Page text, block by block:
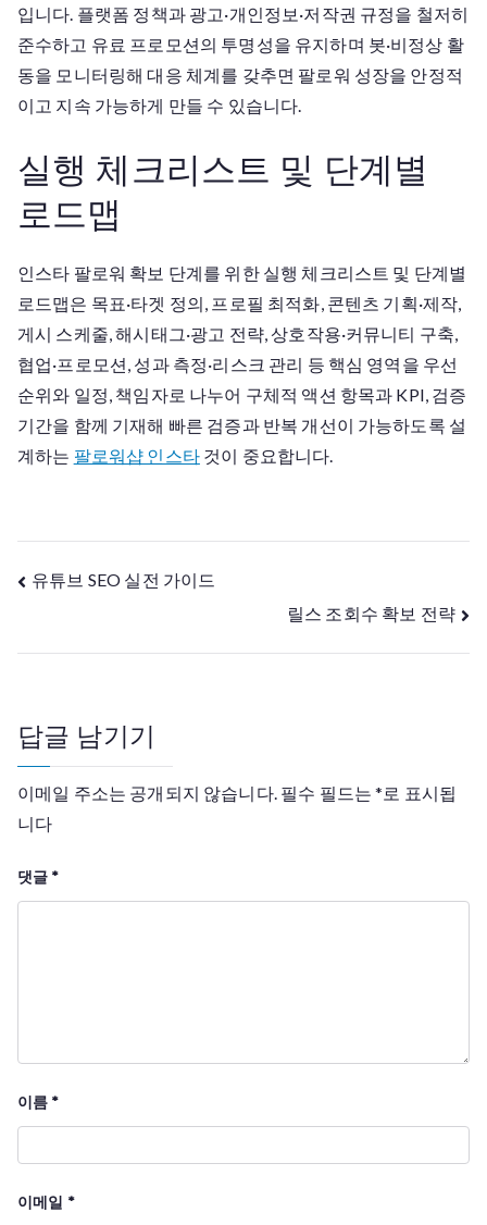
입니다. 플랫폼 정책과 광고·개인정보·저작권 규정을 철저히
준수하고 유료 프로모션의 투명성을 유지하며 봇·비정상 활
동을 모니터링해 대응 체계를 갖추면 팔로워 성장을 안정적
이고 지속 가능하게 만들 수 있습니다.
실행 체크리스트 및 단계별
로드맵
인스타 팔로워 확보 단계를 위한 실행 체크리스트 및 단계별
로드맵은 목표·타겟 정의, 프로필 최적화, 콘텐츠 기획·제작,
게시 스케줄, 해시태그·광고 전략, 상호작용·커뮤니티 구축,
협업·프로모션, 성과 측정·리스크 관리 등 핵심 영역을 우선
순위와 일정, 책임자로 나누어 구체적 액션 항목과 KPI, 검증
기간을 함께 기재해 빠른 검증과 반복 개선이 가능하도록 설
계하는 팔로워샵 인스타것이 중요합니다.
글
유튜브 SEO 실전 가이드
릴스 조회수 확보 전략
답글 남기기
이메일 주소는 공개되지 않습니다. 필수 필드는* 로 표시됩
니다
댓글 *
이름 *
이메일 *